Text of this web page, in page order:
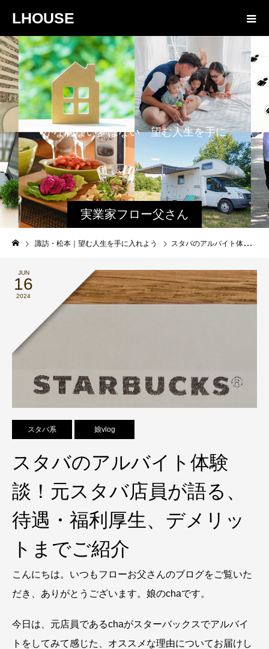
LHOUSE
実業家フロー父さん
と娘のファミログ
かなわない夢はない 望む人生を手に入れよう
諏訪・松本｜望む人生を手に入れよう スタバのアルバイト体験談！元スタバ店員が語る、待遇・福利厚生、デメリットまでご紹介
JUN
16
2024
スタバ系 娘vlog
スタバのアルバイト体験
談！元スタバ店員が語る、
待遇・福利厚生、デメリッ
トまでご紹介
こんにちは。いつもフローお父さんのブログをご覧いた
だき、ありがとうございます。娘のchaです。
今日は、元店員であるchaがスターバックスでアルバイ
トをしてみて感じた、オススメな理由についてお届けし